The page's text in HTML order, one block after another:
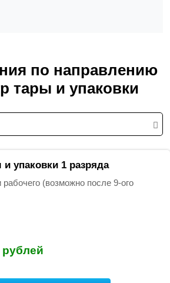
по направлению
тары и упаковки
и упаковки 1 разряда
(возможно после 9-ого
рублей